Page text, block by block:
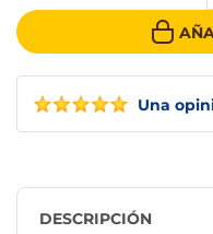
Una
DESCRIPCIÓN